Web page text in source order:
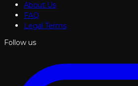
About Us
FAQ
Legal Terms
Follow us